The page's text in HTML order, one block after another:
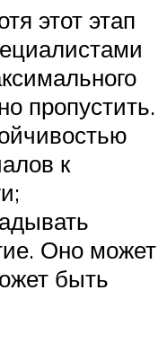
этот этап
пропустить.
к
Оно может
быть